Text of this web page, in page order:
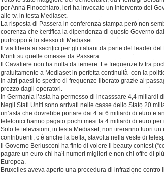
per Anna Finocchiaro, ieri ha invocato un intervento del
alle tv, in testa Mediaset.
La risposta di Passera in conferenza stampa però non
coerenza che certifica la dipendenza di questo Governo
purtroppo è lo stesso di Mediaset.
Il via libera ai sacrifici per gli italiani da parte del leader
Monti su quelle omesse da Passera.
Il Cavaliere non ha nulla da temere. Le frequenze tv tra
gratuitamente a Mediaset in perfetta continuità con la
In altri paesi lo spettro di frequenze liberato grazie al
prezzo dagli operatori.
In Germania l’asta ha permesso di incasssare 4,4 miliardi
Negli Stati Uniti sono arrivati nelle casse dello Stato 20
un’asta che dovrebbe portare dai 4 ai 6 miliardi di euro e
telefonici hanno pagato pochi mesi fa 4 miliardi di euro
Solo le televisioni, in testa Mediaset, non tireranno fuori
contribuenti, c’è anche la beffa, stavolta nella veste di
Il Governo Berlusconi ha finto di volere il beauty contest
pagare un euro chi ha i numeri migliori e non chi offre di
Europea.
Bruxelles aveva aperto una procedura di infrazione